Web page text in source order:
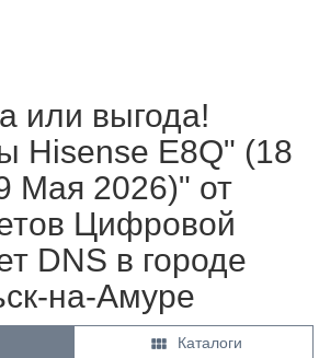
или выгода!
Hisense E8Q" (18
Мая 2026)" от
Цифровой
DNS в городе
на-Амуре
 Каталоги